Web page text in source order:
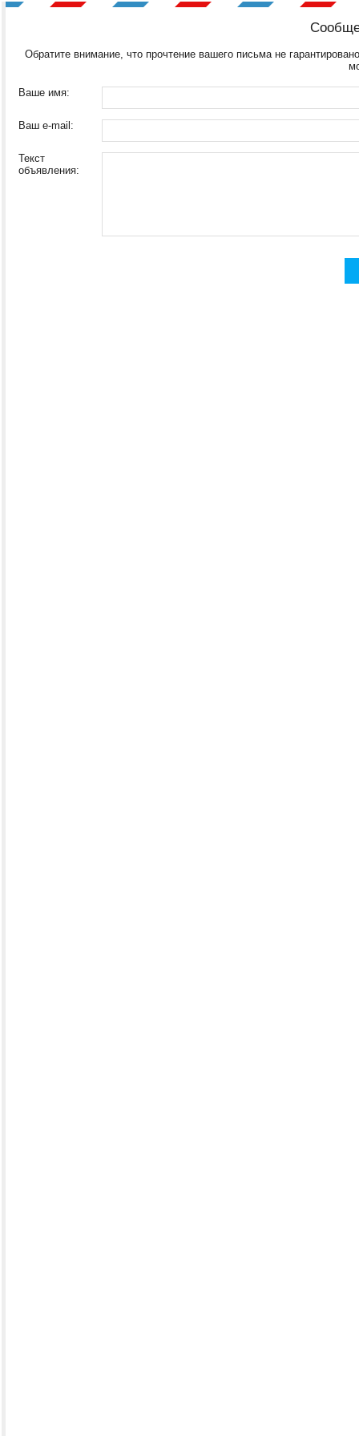
Обратите внимание, что прочтение вашего письма не
Ваше имя:
Ваш e-mail:
Текст
объявления: